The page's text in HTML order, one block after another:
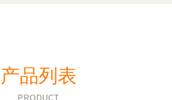
产品列表
PRODUCT